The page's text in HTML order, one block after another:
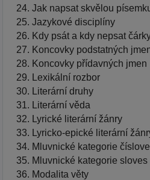
Jak napsat skvělou
Jazykové disciplíny
Kdy psát a kdy nepsat
Koncovky podstatných
Koncovky přídavných jmen
Lexikální rozbor
Literární druhy
Literární věda
Lyrické literární žánry
Lyricko-epické literární
Mluvnické kategorie
Mluvnické kategorie sloves
Modalita věty